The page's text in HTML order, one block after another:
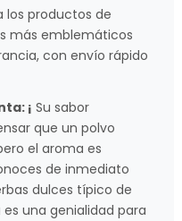
los productos de
más emblemáticos
con envío rápido
¡ Su sabor
que un polvo
el aroma es
de inmediato
dulces típico de
una genialidad para